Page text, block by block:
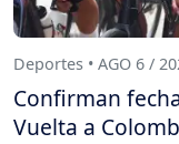
Deportes • AGO 6 /
Confirman
Vuelta a